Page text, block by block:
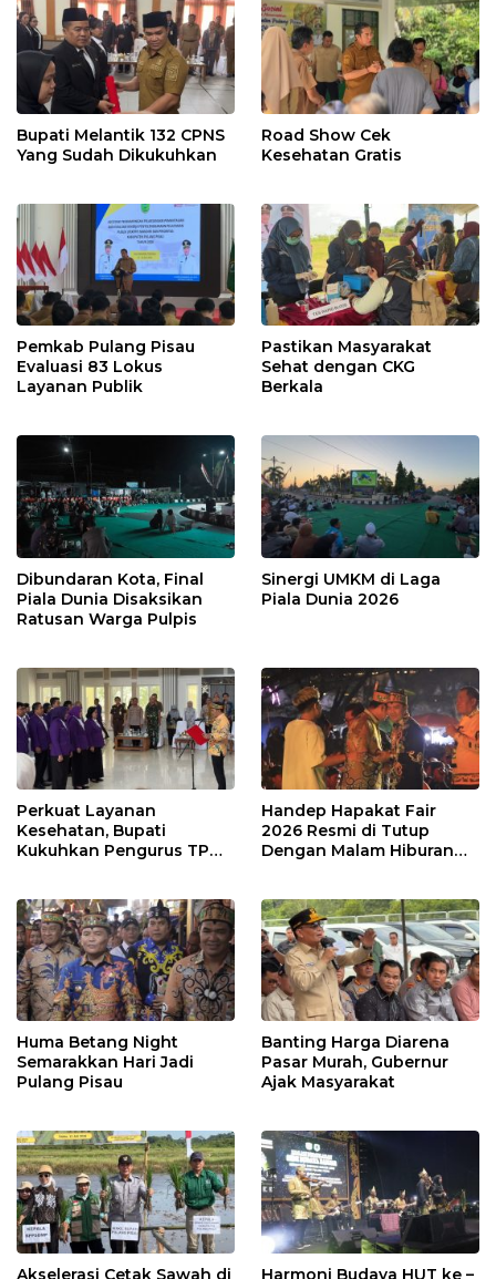
Bupati Melantik 132 CPNS
Yang Sudah Dikukuhkan
Road Show Cek
Kesehatan Gratis
Pemkab Pulang Pisau
Evaluasi 83 Lokus
Layanan Publik
Pastikan Masyarakat
Sehat dengan CKG
Berkala
Dibundaran Kota, Final
Piala Dunia Disaksikan
Ratusan Warga Pulpis
Sinergi UMKM di Laga
Piala Dunia 2026
Perkuat Layanan
Kesehatan, Bupati
Kukuhkan Pengurus TP
Handep Hapakat Fair
2026 Resmi di Tutup
Dengan Malam Hiburan
Huma Betang Night
Semarakkan Hari Jadi
Pulang Pisau
Banting Harga Diarena
Pasar Murah, Gubernur
Ajak Masyarakat
Akselerasi Cetak Sawah di Harmoni Budaya HUT ke –